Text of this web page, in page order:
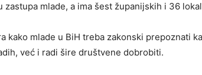
zastupa mlade, a ima šest županijskih i 36
kako mlade u BiH treba zakonski prepoznati
već i radi šire društvene dobrobiti.